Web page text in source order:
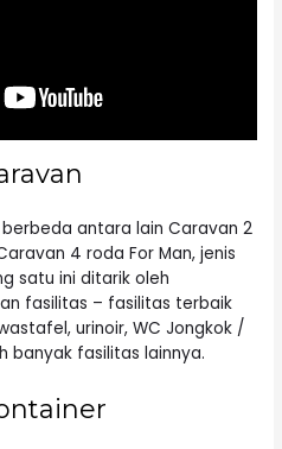
antara lain Caravan 2
4 roda For Man, jenis
satu ini ditarik oleh
fasilitas – fasilitas terbaik
urinoir, WC Jongkok /
banyak fasilitas lainnya.